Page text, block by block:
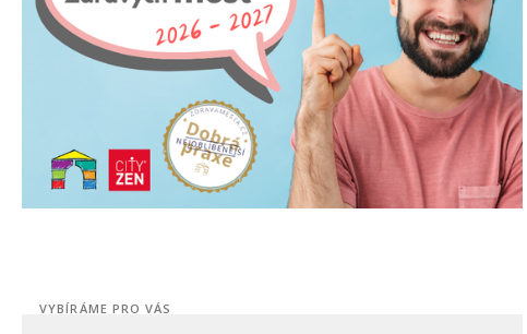
VYBÍRÁME PRO VÁS